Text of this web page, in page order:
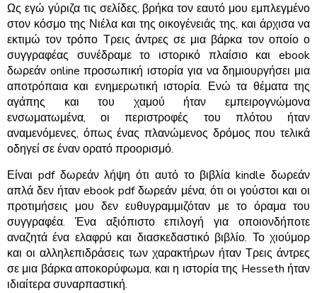
Ως εγώ γύριζα τις σελίδες, βρήκα τον εαυτό μου εμπλεγμένο
στον κόσμο της Νιέλα και της οικογένειάς της, και άρχισα να
εκτιμώ τον τρόπο Τρεις άντρες σε μια βάρκα τον οποίο ο
συγγραφέας συνέδραμε το ιστορικό πλαίσιο και ebook
δωρεάν online προσωπική ιστορία για να δημιουργήσει μια
αποτρόπαια και ενημερωτική ιστορία. Ενώ τα θέματα της
αγάπης και του χαμού ήταν εμπειρογνώμονα
ενσωματωμένα, οι περιστροφές του πλότου ήταν
αναμενόμενες, όπως ένας πλανώμενος δρόμος που τελικά
οδηγεί σε έναν ορατό προορισμό.
Είναι pdf δωρεάν λήψη ότι αυτό το βιβλία kindle δωρεάν
απλά δεν ήταν ebook pdf δωρεάν μένα, ότι οι γούστοι και οι
προτιμήσεις μου δεν ευθυγραμμιζόταν με το όραμα του
συγγραφέα. Ένα αξιόπιστο επιλογή για οποιονδήποτε
αναζητά ένα ελαφρύ και διασκεδαστικό βιβλίο. Το χιούμορ
και οι αλληλεπιδράσεις των χαρακτήρων ήταν Τρεις άντρες
σε μια βάρκα αποκορύφωμα, και η ιστορία της Hesseth ήταν
ιδιαίτερα συναρπαστική.